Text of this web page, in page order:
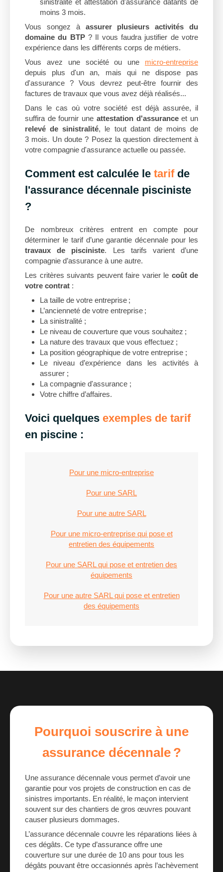
sinistralité et attestation d'assurance datants de
moins 3 mois.
Vous songez à assurer plusieurs activités du
domaine du BTP? Il vous faudra justifier de votre
expérience dans les différents corps de métiers.
Vous avez une société ou une micro-entreprise
depuis plus d'un an, mais qui ne dispose pas
d'assurance ? Vous devrez peut-être fournir des
factures de travaux que vous avez déjà réalisés...
Dans le cas où votre société est déjà assurée, il
suffira de fournir une attestation d'assuranceet un
relevé de sinistralité, le tout datant de moins de
3 mois. Un doute ? Posez la question directement à
votre compagnie d'assurance actuelle ou passée.
Comment est calculée le tarifde
l'assurance décennale pisciniste
?
De nombreux critères entrent en compte pour
déterminer le tarif d’une garantie décennale pour les
travaux de pisciniste. Les tarifs varient d’une
compagnie d’assurance à une autre.
Les critères suivants peuvent faire varier le coût de
votre contrat :
La taille de votre entreprise ;
L’ancienneté de votre entreprise ;
La sinistralité ;
Le niveau de couverture que vous souhaitez ;
La nature des travaux que vous effectuez ;
La position géographique de votre entreprise ;
Le niveau d’expérience dans les activités à
assurer ;
La compagnie d'assurance ;
Votre chiffre d’affaires.
Voici quelques exemples de tarif
en piscine :
Pour une micro-entreprise
Pour une SARL
Pour une autre SARL
Pour une micro-entreprise qui pose et
entretien des équipements
Pour une SARL qui pose et entretien des
équipements
Pour une autre SARL qui pose et entretien
des équipements
Pourquoi souscrire à une
assurance décennale ?
Une assurance décennale vous permet d’avoir une
garantie pour vos projets de construction en cas de
sinistres importants. En réalité, le maçon intervient
souvent sur des chantiers de gros œuvres pouvant
causer plusieurs dommages.
L’assurance décennale couvre les réparations liées à
ces dégâts. Ce type d’assurance offre une
couverture sur une durée de 10 ans pour tous les
dégâts pouvant être occasionnés après l’achèvement